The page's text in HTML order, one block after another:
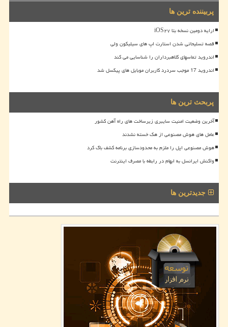
پربیننده ترین ها
ارایه دومین نسخه بتا iOS۲۷
قصه تسلیحاتی شدن استارت اپ های سیلیکون ولی
اندروید تماسهای کلاهبرداران را شناسایی می کند
اندروید 17 موجب سردرد کاربران موبایل های پیکسل شد
پربحث ترین ها
آخرین وضعیت امنیت سایبری زیرساخت های راه آهن کشور
عامل های هوش مصنوعی از هک خسته نشدند
هوش مصنوعی اپل را ملزم به محدودسازی برنامه کشف باگ کرد
واکنش ایرانسل به ابهام در رابطه با مصرف اینترنت
جدیدترین ها